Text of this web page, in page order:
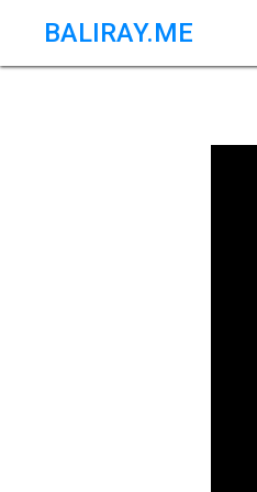
BALIRAY.ME